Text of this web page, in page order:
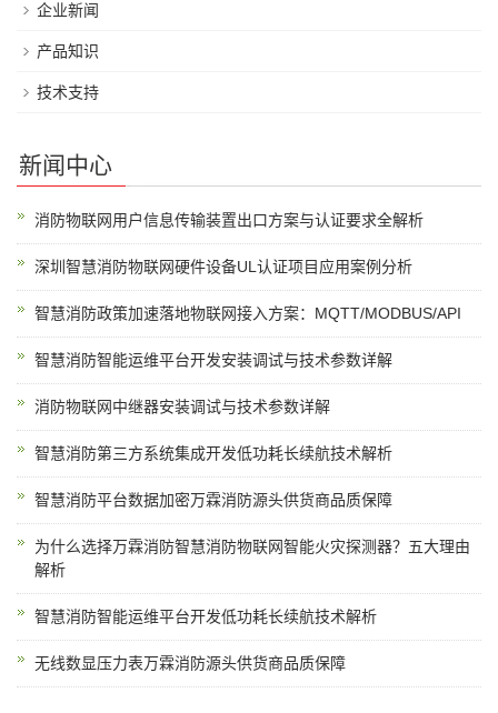
企业新闻
产品知识
技术支持
新闻中心
消防物联网用户信息传输装置出口方案与认证要求全解析
深圳智慧消防物联网硬件设备UL认证项目应用案例分析
智慧消防政策加速落地物联网接入方案：MQTT/MODBUS/API
智慧消防智能运维平台开发安装调试与技术参数详解
消防物联网中继器安装调试与技术参数详解
智慧消防第三方系统集成开发低功耗长续航技术解析
智慧消防平台数据加密万霖消防源头供货商品质保障
为什么选择万霖消防智慧消防物联网智能火灾探测器？五大理由
解析
智慧消防智能运维平台开发低功耗长续航技术解析
无线数显压力表万霖消防源头供货商品质保障